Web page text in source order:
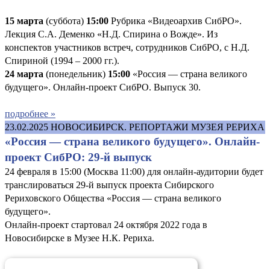
15 марта (суббота) 15:00 Рубрика «Видеоархив СибРО».
Лекция С.А. Деменко «Н.Д. Спирина о Вожде». Из
конспектов участников встреч, сотрудников СибРО, с Н.Д.
Спириной (1994 – 2000 гг.).
24 марта (понедельник) 15:00 «Россия — страна великого
будущего». Онлайн-проект СибРО. Выпуск 30.
подробнее »
23.02.2025 НОВОСИБИРСК. РЕПОРТАЖИ МУЗЕЯ РЕРИХА
«Россия — страна великого будущего». Онлайн-
проект СибРО: 29-й выпуск
24 февраля в 15:00 (Москва 11:00) для онлайн-аудитории будет
транслироваться 29-й выпуск проекта Сибирского
Рериховского Общества «Россия — страна великого
будущего».
Онлайн-проект стартовал 24 октября 2022 года в
Новосибирске в Музее Н.К. Рериха.